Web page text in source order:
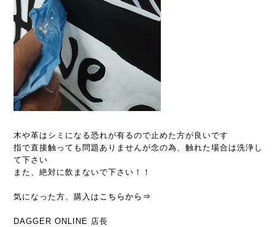
木や革はシミになる恐れが有るので止めた方が良いです
指で直接触っても問題ありませんが念の為、触れた場合は洗浄し
て下さい
また、絶対に飲まないで下さい！！
気になった方、購入は こちらから⇒
DAGGER ONLINE 店長